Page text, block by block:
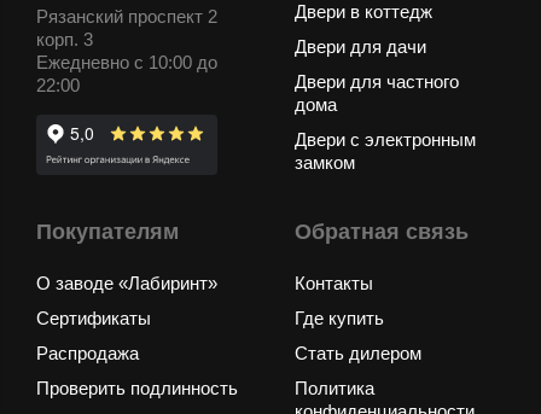
Рязанский проспект 2
корп. 3
Ежедневно с 10:00 до
22:00
Двери в коттедж
Двери для дачи
Двери для частного
дома
Двери с электронным
замком
Покупателям
О заводе «Лабиринт»
Сертификаты
Распродажа
Проверить подлинность
Обратная связь
Контакты
Где купить
Стать дилером
Политика